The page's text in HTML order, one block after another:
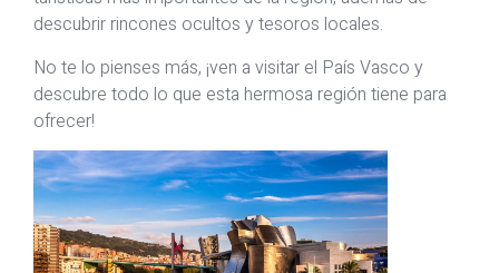
descubrir rincones ocultos y tesoros locales.
No te lo pienses más, ¡ven a visitar el País Vasco y
descubre todo lo que esta hermosa región tiene para
ofrecer!